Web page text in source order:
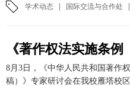
学术动态 | 国际交流与合作处 |
8月3日，《中华人民共和国著作
稿）》专家研讨会在我校雁塔校